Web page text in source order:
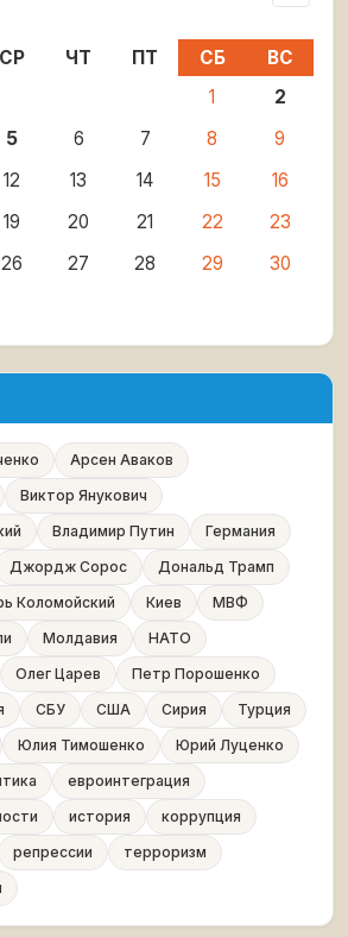
СР ЧТ ПТ СБ
ВС
1
2
5 6 7 8
9
12 13 14 15
16
19 20 21 22
23
26 27 28 29
30
Арсен Аваков
Виктор Янукович
Владимир Путин
Германия
Джордж Сорос
Дональд Трамп
Коломойский Киев
МВФ
Молдавия
НАТО
Олег Царев
Петр Порошенко
СБУ США Сирия
Турция
Юлия Тимошенко
Юрий Луценко
евроинтеграция
история
коррупция
репрессии
терроризм